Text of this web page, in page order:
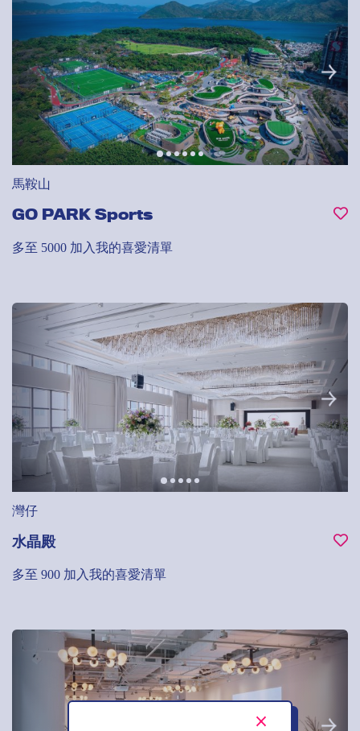
馬鞍山
GO PARK Sports
多至 5000 加入我的喜愛清單
灣仔
水晶殿
多至 900 加入我的喜愛清單